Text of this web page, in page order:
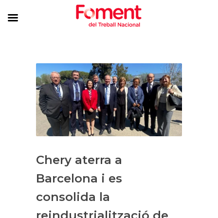
Chery aterra a
Barcelona i es
consolida la